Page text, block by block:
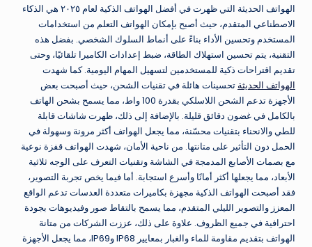
الهواتف الحديثة التي ظهرت في أفضل الهواتف الذكية لعام ٢٠٢٥ هي الذكاء
الاصطناعي المتقدم، حيث أصبح بإمكان الهواتف التعلم من استخدامات
المستخدم وتحسين الأداء بناءً على أنماط السلوك الشخصي. بفضل هذه
التقنية، يتم تحسين استهلاك الطاقة، ضبط إعدادات الكاميرا تلقائيًا، وحتى
تقديم اقتراحات ذكية للمستخدمين لتسهيل المهام اليومية. كما شهدت
الهواتف الحديثة تحسينات هائلة في تقنيات الشحن، حيث أصبحت بعض
الأجهزة تدعم الشحن اللاسلكي بقدرة 100 واط، مما يسمح بشحن الهاتف
بالكامل في غضون دقائق قليلة. بالإضافة إلى ذلك، ظهرت شاشات قابلة
للطي والانحناء بتقنيات محسّنة، مما يجعل الهواتف أكثر مرونة وسهولة في
الحمل دون التأثير على متانتها. من ناحية الأمان، شهدت الهواتف قفزة نوعية
مع بصمات الأصابع المدمجة في الشاشة وتقنيات التعرف على الوجه ثلاثية
الأبعاد، مما يجعلها أكثر أمانًا وأسرع استجابة. أما فيما يخص تجربة التصوير،
فقد أصبحت الهواتف الذكية مجهزة بكاميرات متعددة العدسات تدعم الواقع
المعزز والتصوير الليلي المتقدم، مما يسمح بالتقاط صور وفيديوهات بجودة
احترافية في جميع الظروف. علاوة على ذلك، عززت الشركات من متانة
الهواتف بتقديم مقاومة للماء والغبار بمعايير IP68 وIP69، مما يجعل الأجهزة